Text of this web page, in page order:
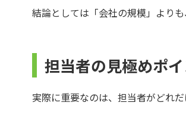
結論としては「会社の規模」よりも
担当者の見極めポ
実際に重要なのは、担当者がどれ